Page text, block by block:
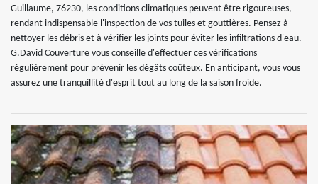
Guillaume, 76230, les conditions climatiques peuvent être rigoureuses,
rendant indispensable l'inspection de vos tuiles et gouttières. Pensez à
nettoyer les débris et à vérifier les joints pour éviter les infiltrations d'eau.
G.David Couverture vous conseille d'effectuer ces vérifications
régulièrement pour prévenir les dégâts coûteux. En anticipant, vous vous
assurez une tranquillité d'esprit tout au long de la saison froide.